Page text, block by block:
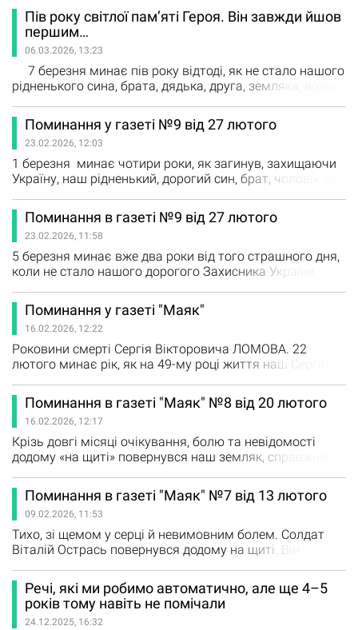
людства найбільшу ціну – життя. Сьогодні,19 березня,
минає півроку як перестало битися серце нашого
Героя Миколи Олексійовича МАЛЯРА, який віддав своє
молоде життя захищаючи рідну землю. Ніколи і нічим
не залічити наші…
Пів року світлої пам’яті Героя. Він завжди йшов
першим…
06.03.2026, 13:23
7 березня минає пів року відтоді, як не стало нашого
рідненького сина, брата, дядька, друга, земляка, воїна,
жила чесно, працювала віддано і до останнього подиху
захищала Україну. Євгеній народився 29 жовтня
1986 року в селі Червона Нива (нині - Вікторівка)
Богодухівського району. З дитинства…
Поминання у газеті №9 від 27 лютого
23.02.2026, 12:03
1 березня минає чотири роки, як загинув, захищаючи
Україну, наш рідненький, дорогий син, брат, чоловік та
відколи в нашому домі живе тиша, а в серці -
невимовний біль. Час не лікує і не стирає спогадів. Він
лише вчить жити з тугою, з любов’ю та світлою
пам’яттю про найдорожчу людину. Він назавжди
залишається…
Поминання в газеті №9 від 27 лютого
23.02.2026, 11:58
5 березня минає вже два роки від того страшного дня,
коли не стало нашого дорогого Захисника України
біль у серці не стихає, час не лікує ті рани, які
залишила ця втрата. Він був не просто воїном - він був
люблячим чоловіком, турботливим татом,
найдорожчим сином і опорою для своєї родини. Його
усмішка, його голос,…
Поминання у газеті "Маяк"
16.02.2026, 12:22
Роковини смерті Сергія Вікторовича ЛОМОВА. 22
лютого минає рік, як на 49-му році життя наш Сергій
безмежної гордості за Тебе. Наш дорогий сину, любий
чоловіче, найкращий у світі тату та дідусь. Ти був
опорою, силою й серцем нашої родини. Твоя мужність і
відданість Україні назавжди вписані не лише в історію,
а…
Поминання в газеті "Маяк" №8 від 20 лютого
16.02.2026, 12:17
Крізь довгі місяці очікування, болю та невідомості
додому «на щиті» повернувся наш земляк, справжній
народився 22 травня 1997 року в селі Дмитрівка. Його
знали як доброго, щирого та працьовитого хлопця.
Після навчання у Матвіївській школі він здобув
професію у Богодухівському професійному ліцеї,
будував…
Поминання в газеті "Маяк" №7 від 13 лютого
09.02.2026, 11:53
Тихо, зі щемом у серці й невимовним болем. Солдат
Віталій Острась повернувся додому на щиті. Він
праці, був щирим, надійним, відповідальним.
Найбільшою його радістю була родина - дружина і
донечки, заради яких жив і мріяв. 19 грудня 2024 року
Віталія мобілізували до лав Збройних Сил України. Він
Речі, які ми робимо автоматично, але ще 4–5
років тому навіть не помічали
24.12.2025, 16:32